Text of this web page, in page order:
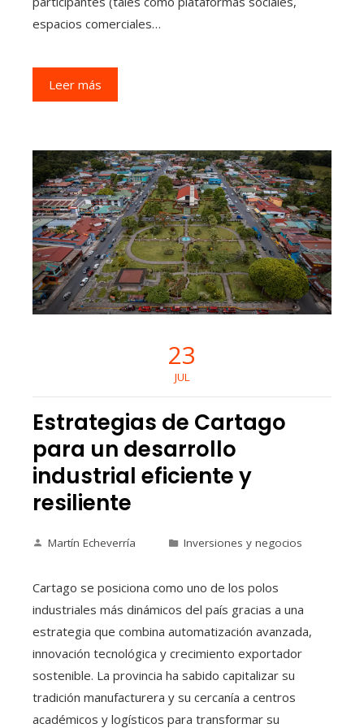
espacios comerciales…
Leer más
23
JUL
Estrategias de Cartago
para un desarrollo
industrial eficiente y
resiliente
Martín Echeverría Inversiones y negocios
Cartago se posiciona como uno de los polos
industriales más dinámicos del país gracias a una
estrategia que combina automatización avanzada,
innovación tecnológica y crecimiento exportador
sostenible. La provincia ha sabido capitalizar su
tradición manufacturera y su cercanía a centros
académicos y logísticos para transformar su